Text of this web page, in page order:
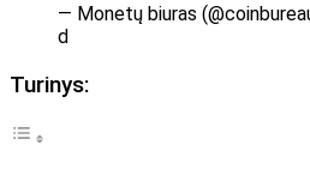
— Monetų biuras
d
Turinys: